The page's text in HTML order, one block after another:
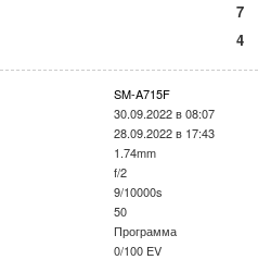
7
4
SM-A715F
30.09.2022 в 08:07
28.09.2022 в 17:43
1.74mm
f/2
9/10000s
50
Программа
0/100 EV